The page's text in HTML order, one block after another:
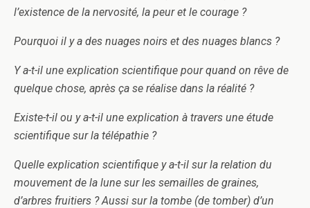
l’existence de la nervosité, la peur et le courage ?
Pourquoi il y a des nuages noirs et des nuages blancs ?
Y a-t-il une explication scientifique pour quand on rêve de
quelque chose, après ça se réalise dans la réalité ?
Existe-t-il ou y a-t-il une explication à travers une étude
scientifique sur la télépathie ?
Quelle explication scientifique y a-t-il sur la relation du
mouvement de la lune sur les semailles de graines,
d’arbres fruitiers ? Aussi sur la tombe (de tomber) d’un